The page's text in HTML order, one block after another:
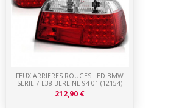
FEUX ARRIERES ROUGES LED BMW
SERIE 7 E38 BERLINE 94-01 (12154)
212,90 €